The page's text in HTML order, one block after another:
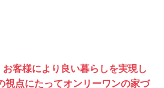
客様により良い暮らしを実現し
視点にたってオンリーワンの家づ